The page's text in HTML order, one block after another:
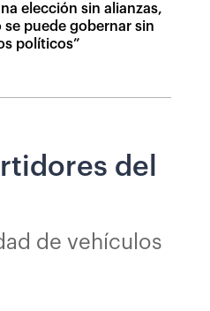
elección sin alianzas,
se puede gobernar sin
políticos”
del
de vehículos